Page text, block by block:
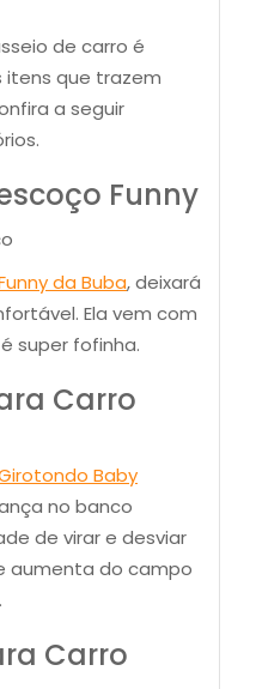
de carro é
itens que trazem
a seguir
Funny
da Buba, deixará
Ela vem com
super fofinha.
Carro
Baby
no banco
de virar e desviar
aumenta do campo
Carro